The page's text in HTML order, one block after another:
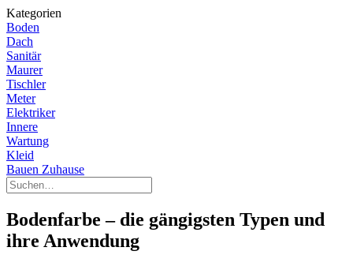
Kategorien
Boden
Dach
Sanitär
Maurer
Tischler
Meter
Elektriker
Innere
Wartung
Kleid
Bauen Zuhause
Bodenfarbe – die gängigsten Typen und
ihre Anwendung